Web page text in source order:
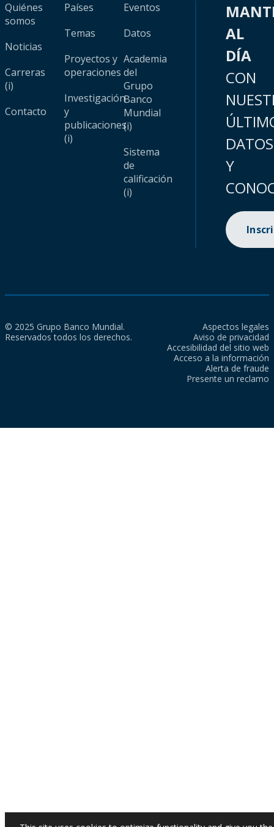
Quiénes
somos
Noticias
Carreras
(i)
Contacto
Países
Temas
Proyectos y
operaciones
Investigación
y
publicaciones
(i)
Eventos
Datos
Academia
del
Grupo
Banco
Mundial
(i)
Sistema
de
calificación
(i)
AL
DÍA
CON
DATOS
Y
© 2025 Grupo Banco Mundial.
Reservados todos los derechos.
Aspectos legales
Aviso de privacidad
Accesibilidad del sitio web
Acceso a la información
Alerta de fraude
Presente un reclamo